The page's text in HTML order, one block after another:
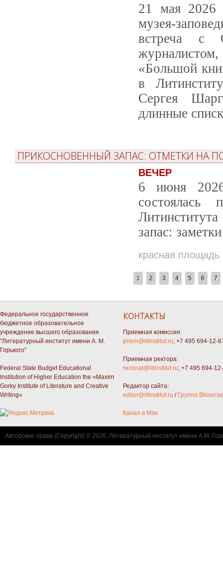
21 мая 2026
музея-
встреча с
«Большой
в
Сергея
длинные
ПРИКОСНОВЕННЫЙ ЗАПАС: ОТМЕТКИ НА
ВЕЧЕР
6 июня
состоялась
запас:
красная площадь
1 2 3 4 5 6 7
Федеральное государственное
бюджетное образовательное
учреждение высшего образования
"Литературный институт имени А. М.
Горького"
Federal State Budget Educational
Institution of Higher Education the «Maxim
Gorky Institute of Literature and Creative
Writing»
КОНТАКТЫ
Приемная комиссия:
priem@litinstitut.ru; +7 495 694-12-
Приемная ректора:
rectorat@litinstitut.ru; +7 495 694-
Редактор сайта:
editor@litinstitut.ru / Группа
Канал в Max
Авторские права (Copyright) © 2026, Литературный институт имени А.М.